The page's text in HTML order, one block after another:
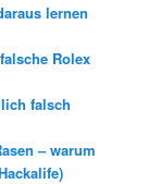
lernen
Rolex
falsch
– warum